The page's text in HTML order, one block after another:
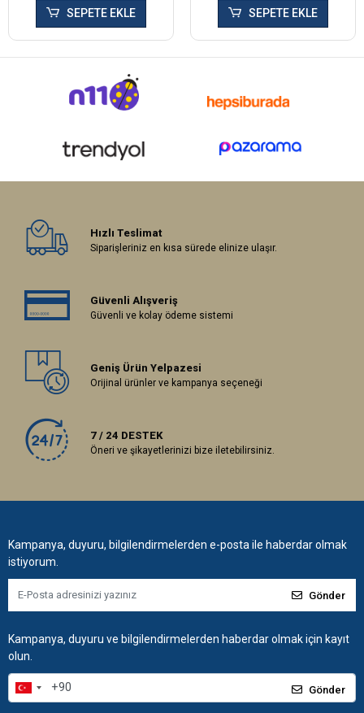
SEPETE EKLE SEPETE EKLE
Hızlı Teslimat
Siparişleriniz en kısa sürede elinize ulaşır.
Güvenli Alışveriş
Güvenli ve kolay ödeme sistemi
Geniş Ürün Yelpazesi
Orijinal ürünler ve kampanya seçeneği
7 / 24 DESTEK
Öneri ve şikayetlerinizi bize iletebilirsiniz.
Kampanya, duyuru, bilgilendirmelerden e-posta ile haberdar olmak
istiyorum.
Gönder
Kampanya, duyuru ve bilgilendirmelerden haberdar olmak için kayıt
olun.
Gönder